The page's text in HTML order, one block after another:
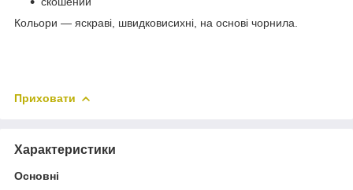
Кольори — яскраві, швидковисихні, на основі чорнила.
Приховати
Характеристики
Основні